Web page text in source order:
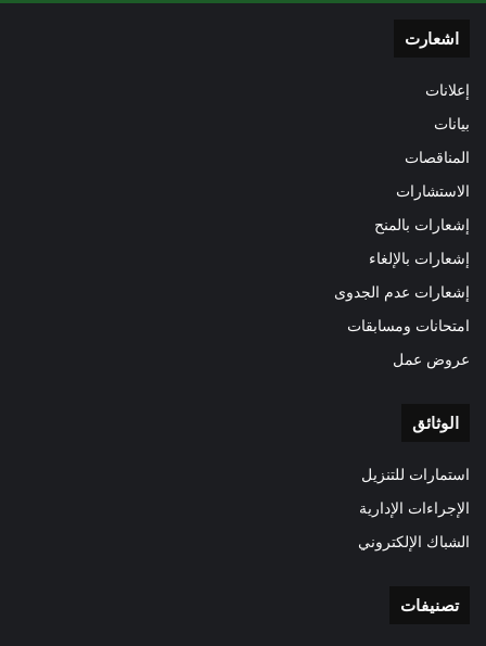
اشعارت
إعلانات
بيانات
المناقصات
الاستشارات
إشعارات بالمنح
إشعارات بالإلغاء
إشعارات عدم الجدوى
امتحانات ومسابقات
عروض عمل
الوثائق
استمارات للتنزيل
الإجراءات الإدارية
الشباك الإلكتروني
تصنيفات